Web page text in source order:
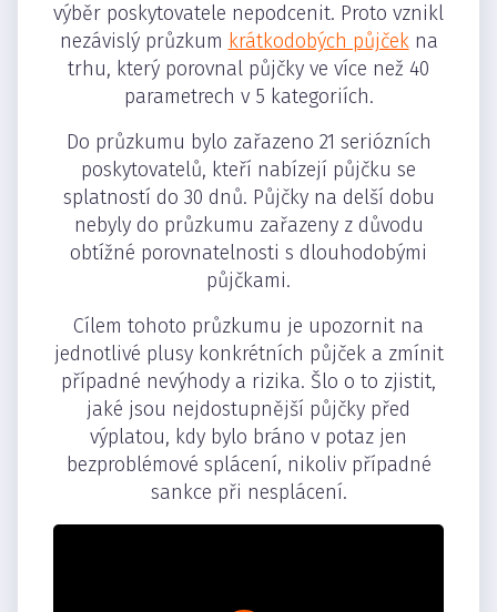
výběr poskytovatele nepodcenit. Proto vznikl
nezávislý průzkum krátkodobých půjčekna
trhu, který porovnal půjčky ve více než 40
parametrech v 5 kategoriích.
Do průzkumu bylo zařazeno 21 seriózních
poskytovatelů, kteří nabízejí půjčku se
splatností do 30 dnů. Půjčky na delší dobu
nebyly do průzkumu zařazeny z důvodu
obtížné porovnatelnosti s dlouhodobými
půjčkami.
Cílem tohoto průzkumu je upozornit na
jednotlivé plusy konkrétních půjček a zmínit
případné nevýhody a rizika. Šlo o to zjistit,
jaké jsou nejdostupnější půjčky před
výplatou, kdy bylo bráno v potaz jen
bezproblémové splácení, nikoliv případné
sankce při nesplácení.